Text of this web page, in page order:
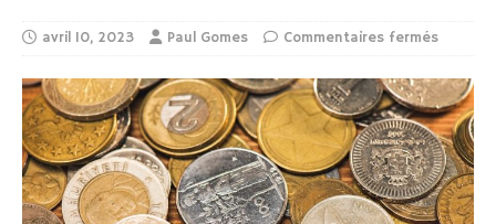
avril 10, 2023 Paul Gomes Commentaires fermés